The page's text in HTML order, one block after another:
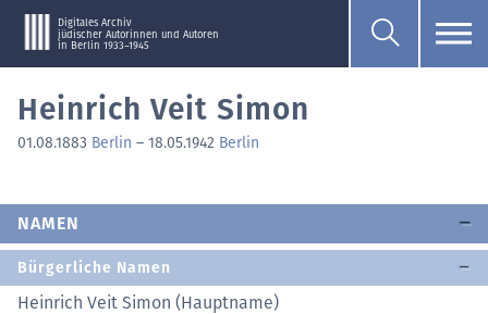
Digitales Archiv
jüdischer Autorinnen und Autoren
in Berlin 1933–1945
Heinrich Veit Simon
01.08.1883 Berlin – 18.05.1942 Berlin
NAMEN
Bürgerliche Namen
Heinrich Veit Simon (Hauptname)